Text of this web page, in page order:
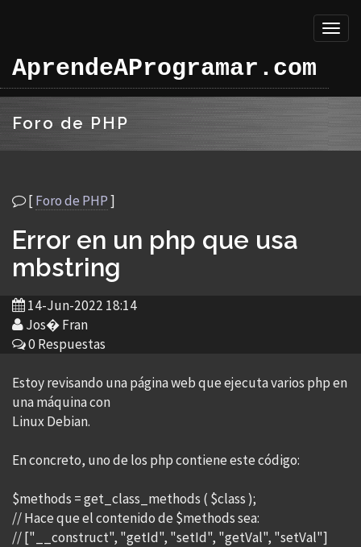
AprendeAProgramar.com
Foro de PHP
[Foro de PHP]
Error en un php que usa
mbstring
14-Jun-2022 18:14
Jos� Fran
0 Respuestas
Estoy revisando una página web que ejecuta varios php en
una máquina con
Linux Debian.
En concreto, uno de los php contiene este código:
$methods = get_class_methods ( $class );
// Hace que el contenido de $methods sea:
// ["__construct", "getId", "setId", "getVal", "setVal"]